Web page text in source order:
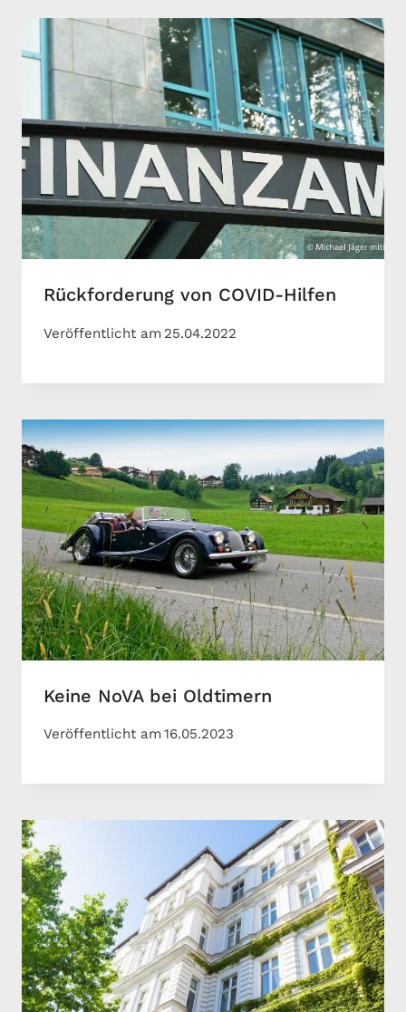
Rückforderung von COVID-Hilfen
Veröffentlicht am 25.04.2022
Keine NoVA bei Oldtimern
Veröffentlicht am16.05.2023